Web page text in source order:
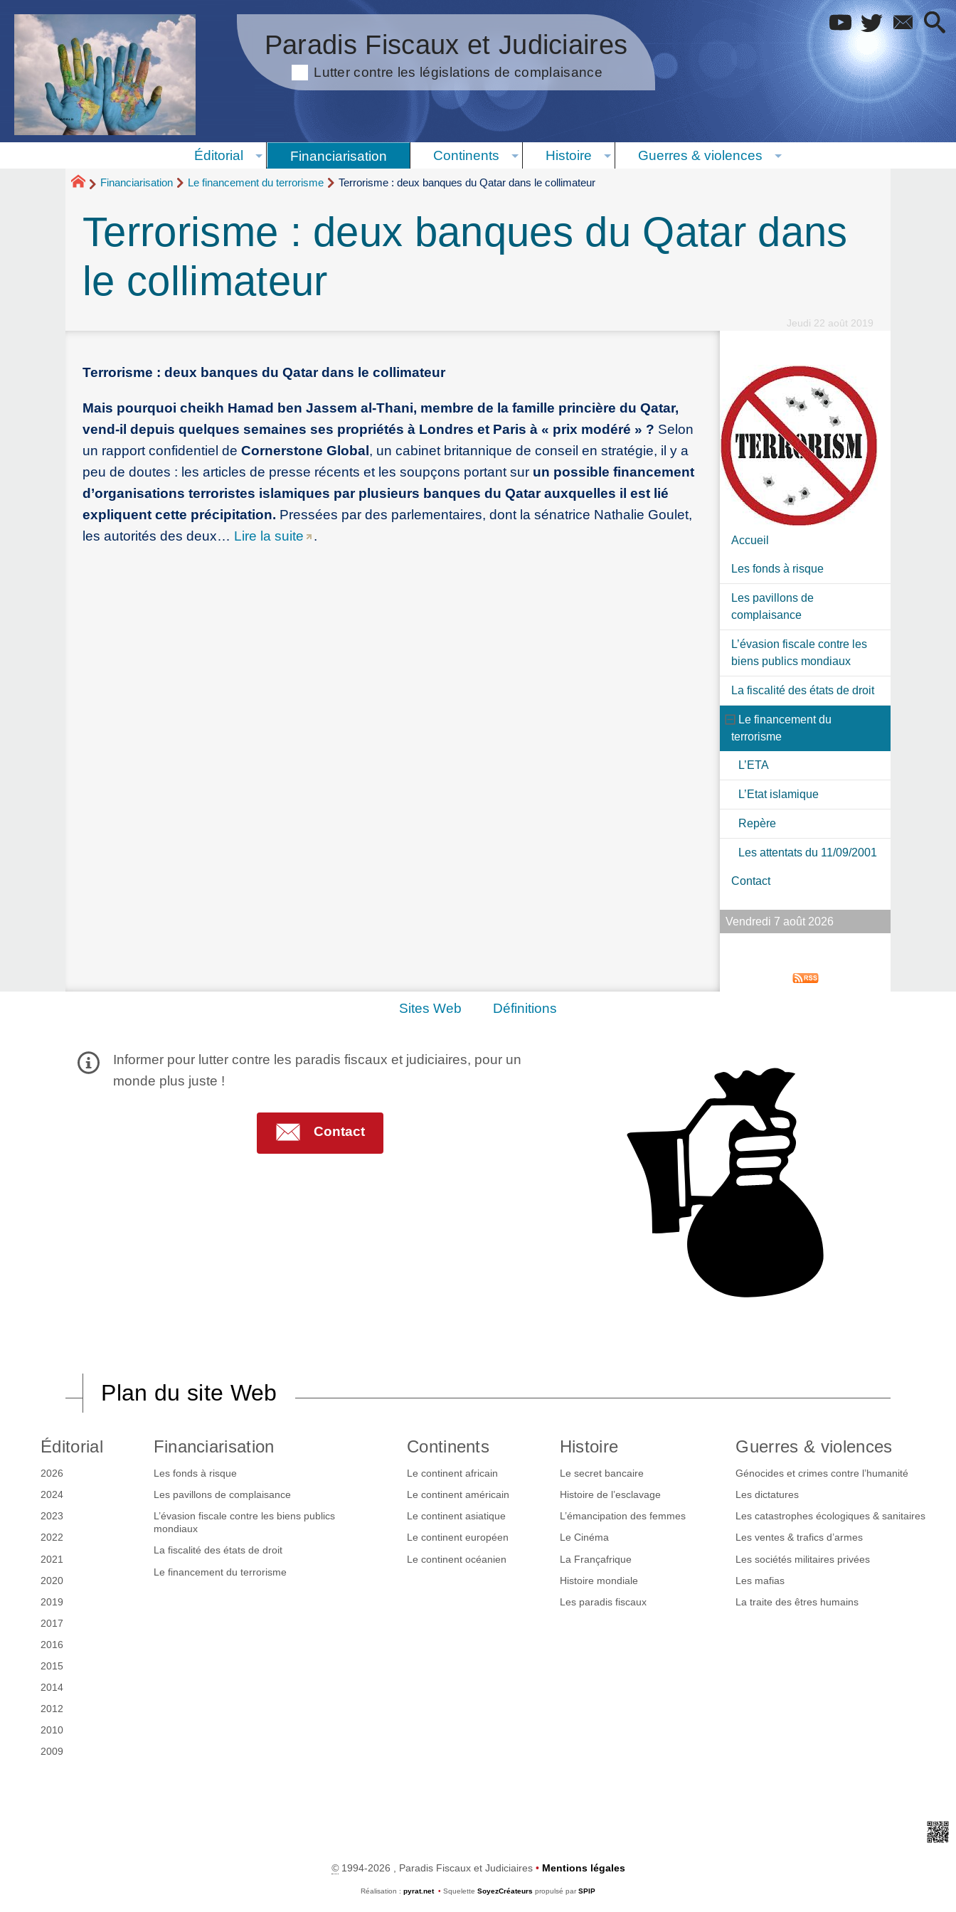
Paradis Fiscaux et Judiciaires
Lutter contre les législations de complaisance
Éditorial Financiarisation Continents Histoire Guerres & violences
Financiarisation Le financement du terrorisme Terrorisme : deux banques du Qatar dans le collimateur
Terrorisme : deux banques du Qatar dans
le collimateur
Jeudi 22 août 2019
Terrorisme : deux banques du Qatar dans le collimateur
Mais pourquoi cheikh Hamad ben Jassem al-Thani, membre de la famille princière du Qatar,
vend-il depuis quelques semaines ses propriétés à Londres et Paris à « prix modéré » ? Selon
un rapport confidentiel de Cornerstone Global , un cabinet britannique de conseil en stratégie, il y a
peu de doutes : les articles de presse récents et les soupçons portant sur un possible financement
d’organisations terroristes islamiques par plusieurs banques du Qatar auxquelles il est lié
expliquent cette précipitation. Pressées par des parlementaires, dont la sénatrice Nathalie Goulet,
les autorités des deux… Lire la suite . Accueil
Les fonds à risque
Les pavillons de
complaisance
L’évasion fiscale contre les
biens publics mondiaux
La fiscalité des états de droit
Le financement du
terrorisme
L’ETA
L’Etat islamique
Repère
Les attentats du 11/09/2001
Contact
Vendredi 7 août 2026
Sites Web Définitions
Informer pour lutter contre les paradis fiscaux et judiciaires, pour un
monde plus juste !
Contact
Plan du site Web
Éditorial
2026
2024
2023
2022
2021
2020
2019
2017
2016
2015
2014
2012
2010
2009
Financiarisation
Les fonds à risque
Les pavillons de complaisance
L’évasion fiscale contre les biens publics
mondiaux
La fiscalité des états de droit
Le financement du terrorisme
Continents
Le continent africain
Le continent américain
Le continent asiatique
Le continent européen
Le continent océanien
Histoire
Le secret bancaire
Histoire de l’esclavage
L’émancipation des femmes
Le Cinéma
La Françafrique
Histoire mondiale
Les paradis fiscaux
Guerres & violences
Génocides et crimes contre l’humanité
Les dictatures
Les catastrophes écologiques & sanitaires
Les ventes & trafics d’armes
Les sociétés militaires privées
Les mafias
La traite des êtres humains
©1994-2026 , Paradis Fiscaux et Judiciaires • Mentions légales
Réalisation : pyrat.net • Squelette SoyezCréateurs propulsé par SPIP